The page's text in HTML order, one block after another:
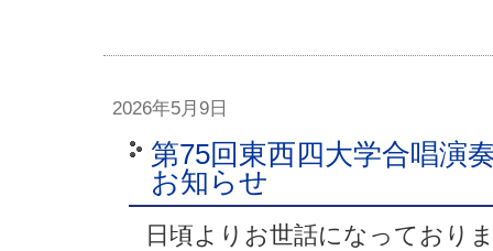
2026年5月9日
第75回東西四大学合唱
お知らせ
日頃よりお世話になっており